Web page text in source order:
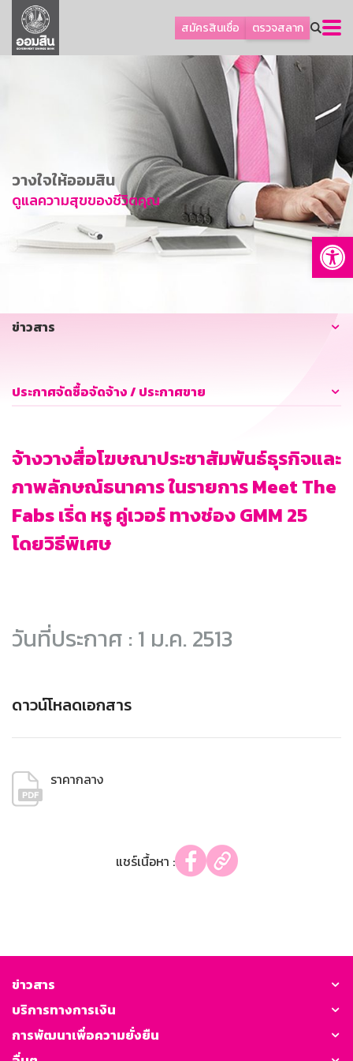
สมัครสินเชื่อ ตรวจสลาก
ลูกค้าธุรกิจ
ลูกค้าผู้ประกอบรายย่อย
การพัฒนาที่ยั่งยืน
ข่าวสาร
บริการทางการเงิน
อื่นๆ
วางใจให้ออมสิน
ดูแลความสุขของชีวิตคุณ
ข่าวสาร
ประกาศจัดซื้อจัดจ้าง / ประกาศขาย
จ้างวางสื่อโฆษณาประชาสัมพันธ์ธุรกิจและ
ภาพลักษณ์ธนาคาร ในรายการ Meet The
Fabs เริ่ด หรู คู่เวอร์ ทางช่อง GMM 25
โดยวิธีพิเศษ
วันที่ประกาศ : 1 ม.ค. 2513
ดาวน์โหลดเอกสาร
ราคากลาง
แชร์เนื้อหา :
ข่าวสาร
บริการทางการเงิน
การพัฒนาเพื่อความยั่งยืน